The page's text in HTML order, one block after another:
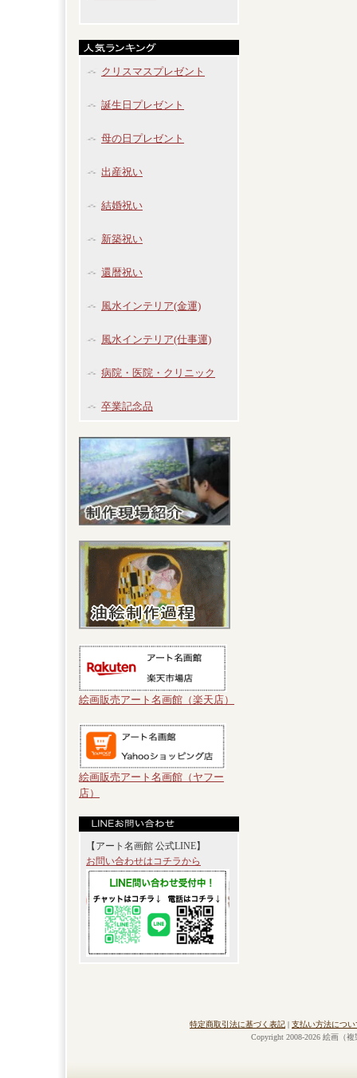
クリスマスプレゼント
誕生日プレゼント
母の日プレゼント
出産祝い
結婚祝い
新築祝い
還暦祝い
風水インテリア(金運)
風水インテリア(仕事運)
病院・医院・クリニック
卒業記念品
絵画販売アート名画館（楽天店）
絵画販売アート名画館（ヤフー
店）
【アート名画館 公式LINE】
お問い合わせはコチラから
特定商取引法に基づく表記 | 支払い方法につい
Copyright 2008-2026 絵画（